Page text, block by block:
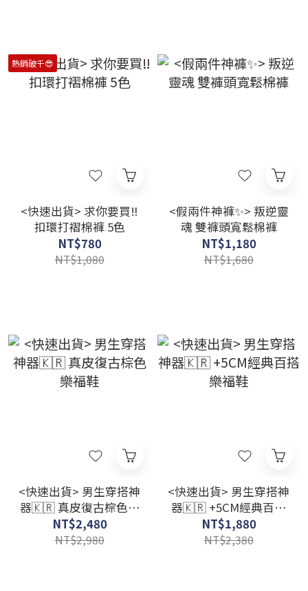
熱銷破千😎
<快速出貨> 求你要買‼️
扣環打褶棉褲 5色
NT$780
NT$1,080
<假兩件神褲✨> 叛逆靈
魂 雙褲頭寬鬆棉褲
NT$1,180
NT$1,680
<快速出貨> 男生穿搭神
器🇰🇷 真皮復古棕色樂
福鞋
NT$2,480
NT$2,980
<快速出貨> 男生穿搭神
器🇰🇷 +5CM經典百搭
樂福鞋
NT$1,880
NT$2,380